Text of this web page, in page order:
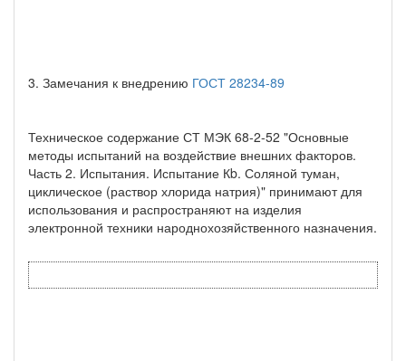
3. Замечания к внедрению ГОСТ 28234-89
Техническое содержание СТ МЭК 68-2-52 "Основные
методы испытаний на воздействие внешних факторов.
Часть 2. Испытания. Испытание Кb. Соляной туман,
циклическое (раствор хлорида натрия)" принимают для
использования и распространяют на изделия
электронной техники народнохозяйственного назначения.